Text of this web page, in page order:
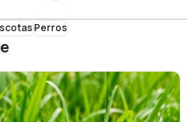
Perros